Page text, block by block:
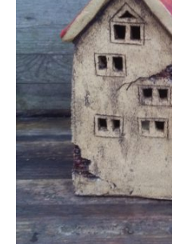
Kontakt
Deutsch